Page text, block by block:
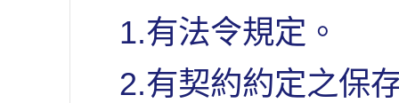
1.有法令規定。
2.有契約約定之保